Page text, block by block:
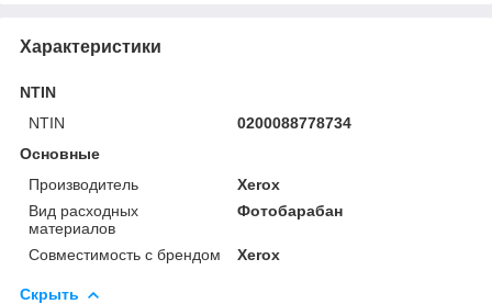
Характеристики
NTIN
NTIN
0200088778734
Основные
Производитель
Xerox
Вид расходных
материалов
Фотобарабан
Совместимость с брендом Xerox
Скрыть